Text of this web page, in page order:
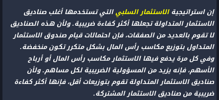
إن استراتيجيةالاستثمار السلبيالتي تستخدمها أغلب صناديق
الاستثمار المتداولة تجعلها أكثر كفاءة ضريبية. ولأن هذه الصناديق
لا تقوم بالعديد من الصفقات، فإن احتمالات قيام صندوق الاستثمار
المتداول بتوزيع مكاسب رأس المال بشكل متكرر تكون منخفضة.
وفي كل مرة يدفع فيها الاستثمار مكاسب رأس المال أو أرباح
الأسهم، فإنه يزيد من المسؤولية الضريبية لكل مساهم. ولأن
صناديق الاستثمار المتداولة تقوم بتوزيعات أقل، فإنها أكثر كفاءة
ضريبية من صناديق الاستثمار المشتركة.